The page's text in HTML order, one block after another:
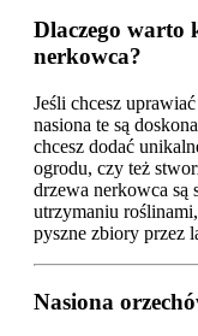
Dlaczego warto
nerkowca?
Jeśli chcesz
nasiona te są
chcesz dodać
ogrodu, czy też
drzewa nerkowca są
utrzymaniu
pyszne zbiory przez
Nasiona